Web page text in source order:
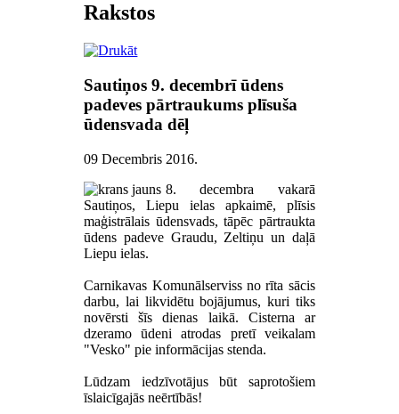
Rakstos
Sautiņos 9. decembrī ūdens
padeves pārtraukums plīsuša
ūdensvada dēļ
09 Decembris 2016.
8. decembra vakarā
Sautiņos, Liepu ielas apkaimē, plīsis
maģistrālais ūdensvads, tāpēc pārtraukta
ūdens padeve Graudu, Zeltiņu un daļā
Liepu ielas.
Carnikavas Komunālserviss no rīta sācis
darbu, lai likvidētu bojājumus, kuri tiks
novērsti šīs dienas laikā. Cisterna ar
dzeramo ūdeni atrodas pretī veikalam
"Vesko" pie informācijas stenda.
Lūdzam iedzīvotājus būt saprotošiem
īslaicīgajās neērtībās!